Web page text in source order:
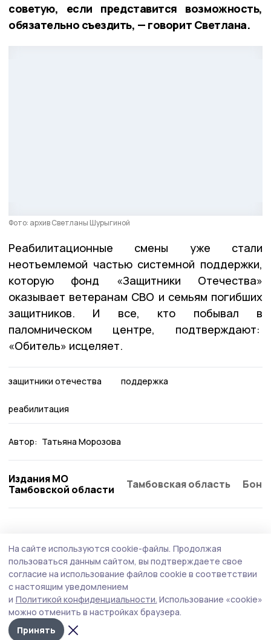
советую, если представится возможность,
обязательно съездить, — говорит Светлана.
Фото: архив Светланы Шурыгиной
Реабилитационные смены уже стали
неотъемлемой частью системной поддержки,
которую фонд «Защитники Отечества»
оказывает ветеранам СВО и семьям погибших
защитников. И все, кто побывал в
паломническом центре, подтверждают:
«Обитель» исцеляет.
защитники отечества поддержка
реабилитация
Автор: Татьяна Морозова
Издания МО
Тамбовской области
Тамбовская область
На сайте используются cookie-файлы. Продолжая
пользоваться данным сайтом, вы подтверждаете свое
согласие на использование файлов cookie в соответствии
с настоящим уведомлением
и Политикой конфиденциальности. Использование «cookie»
можно отменить в настройках браузера.
Принять